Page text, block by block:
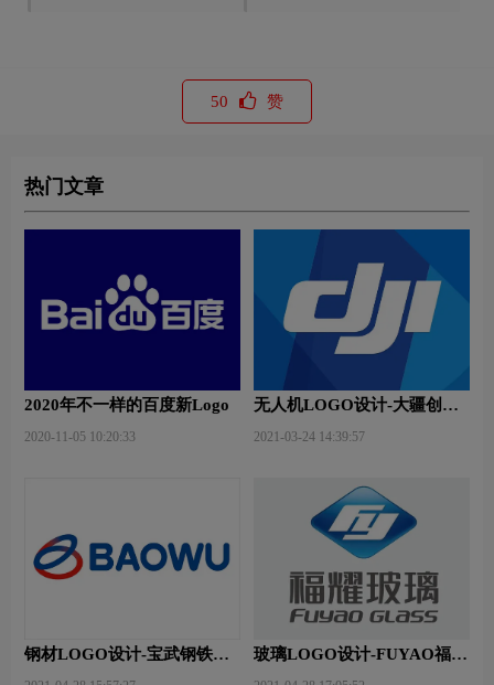
50 赞
热门文章
2020年不一样的百度新Logo
2020-11-05 10:20:33
无人机LOGO设计-大疆创新
2021-03-24 14:39:57
钢材LOGO设计-宝武钢铁品
玻璃LOGO设计-FUYAO福耀